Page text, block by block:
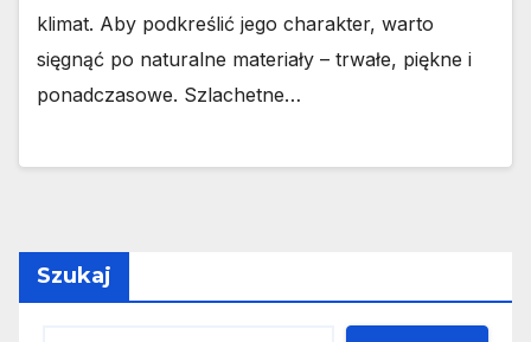
klimat. Aby podkreślić jego charakter, warto
sięgnąć po naturalne materiały – trwałe, piękne i
ponadczasowe. Szlachetne…
Szukaj